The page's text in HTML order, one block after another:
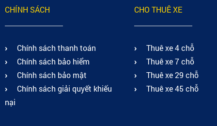
CHÍNH SÁCH
Chính sách thanh toán
Chính sách bảo hiểm
Chính sách bảo mật
Chính sách giải quyết khiếu
nại
CHO THUÊ XE
Thuê xe 4 chỗ
Thuê xe 7 chỗ
Thuê xe 29 chỗ
Thuê xe 45 chỗ